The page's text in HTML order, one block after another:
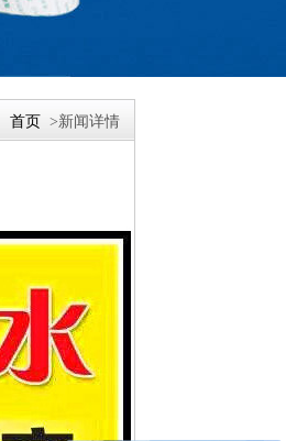
首页 >新闻详情